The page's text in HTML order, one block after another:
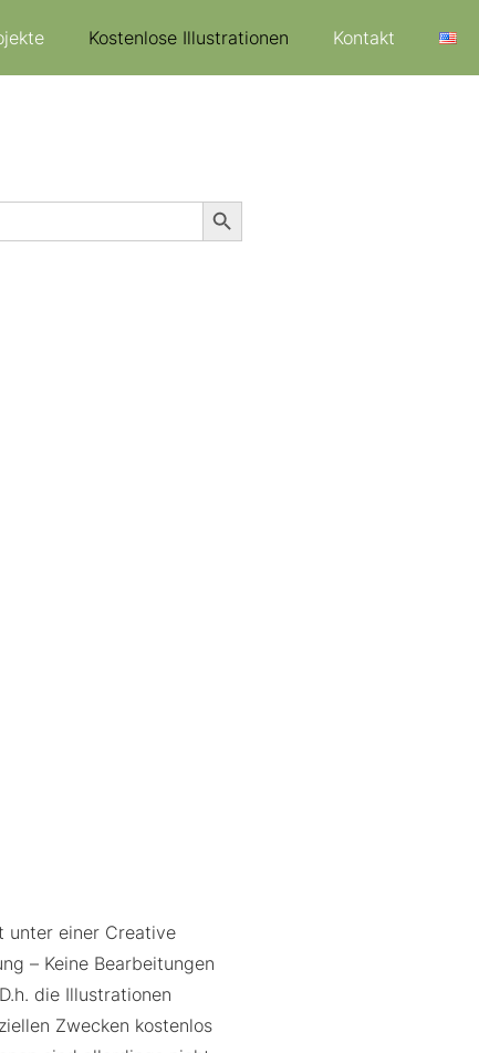
Kostenlose Illustrationen Kontakt
Search Button
unter einer Creative
– Keine Bearbeitungen
die Illustrationen
Zwecken kostenlos